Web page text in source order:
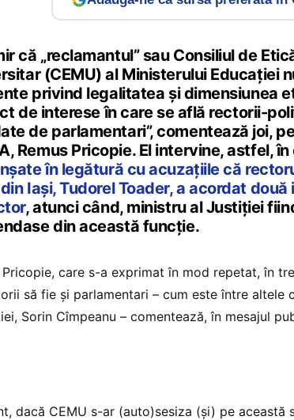
că „reclamantul” sau Consiliul de
(CEMU) al Ministerului Educației
privind legalitatea și dimensiunea
de interese în care se află rectorii-
de parlamentari”, comentează joi,
Remus Pricopie. El intervine, astfel,
în legătură cu acuzațiile că
Iași, Tudorel Toader, a acordat
, atunci când, ministru al Justiției
din această funcție.
Pricopie, care s-a exprimat în mod repetat, în
să fie și parlamentari – cum este între altele
Sorin Cîmpeanu – comentează, în mesajul
dacă CEMU s-ar (auto)sesiza (şi) pe această